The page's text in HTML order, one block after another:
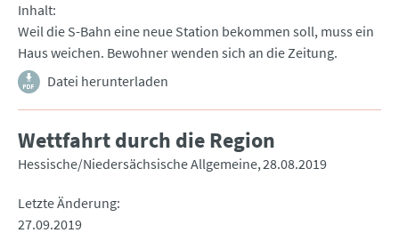
Inhalt
Weil die S-Bahn eine neue Station bekommen soll, muss ein
Haus weichen. Bewohner wenden sich an die Zeitung.
Datei herunterladen
Wettfahrt durch die Region
Hessische/Niedersächsische Allgemeine 28.08.2019
Letzte Änderung
27.09.2019